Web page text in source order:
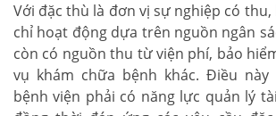
Với đặc thù là đơn vị sự nghiệp có
chỉ hoạt động dựa trên nguồn ngân
còn có nguồn thu từ viện phí, bảo
vụ khám chữa bệnh khác. Điều
bệnh viện phải có năng lực quản lý